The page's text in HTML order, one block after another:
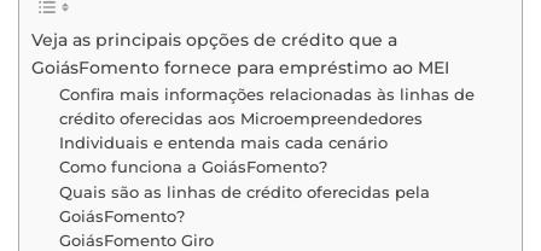
Veja as principais opções de crédito que a
GoiásFomento fornece para empréstimo ao MEI
Confira mais informações relacionadas às linhas de
crédito oferecidas aos Microempreendedores
Individuais e entenda mais cada cenário
Como funciona a GoiásFomento?
Quais são as linhas de crédito oferecidas pela
GoiásFomento?
GoiásFomento Giro